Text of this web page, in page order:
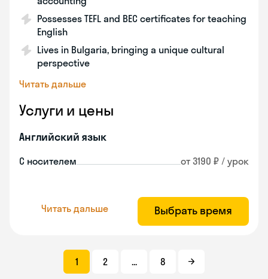
Possesses TEFL and BEC certificates for teaching
English
Lives in Bulgaria, bringing a unique cultural
perspective
Читать дальше
Услуги и цены
Английский язык
С носителем от 3190 ₽ / урок
Читать дальше Выбрать время
1 2 ... 8